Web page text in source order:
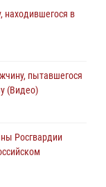
находившегося в
пытавшегося
(Видео)
Росгвардии